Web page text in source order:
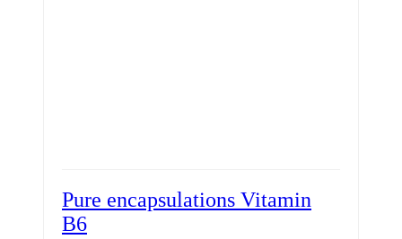
Pure encapsulations Vitamin
B6